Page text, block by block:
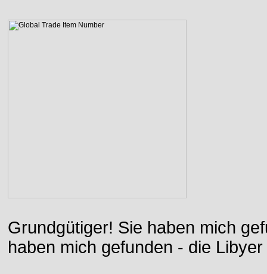
Grundgütiger! Sie haben mich
haben mich gefunden - die